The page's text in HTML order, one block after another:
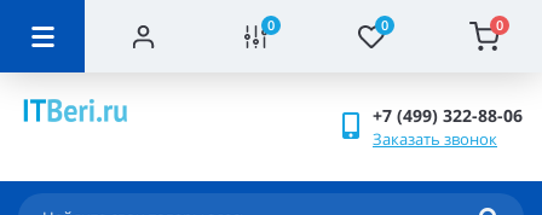
0 0 0
+7 (499) 322-88-06
Заказать звонок